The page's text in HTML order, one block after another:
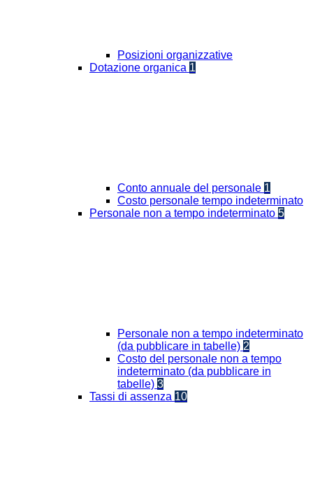
Posizioni organizzative
Dotazione organica 1
Conto annuale del personale 1
Costo personale tempo indeterminato
Personale non a tempo indeterminato 5
Personale non a tempo indeterminato
(da pubblicare in tabelle) 2
Costo del personale non a tempo
indeterminato (da pubblicare in
tabelle) 3
Tassi di assenza 10